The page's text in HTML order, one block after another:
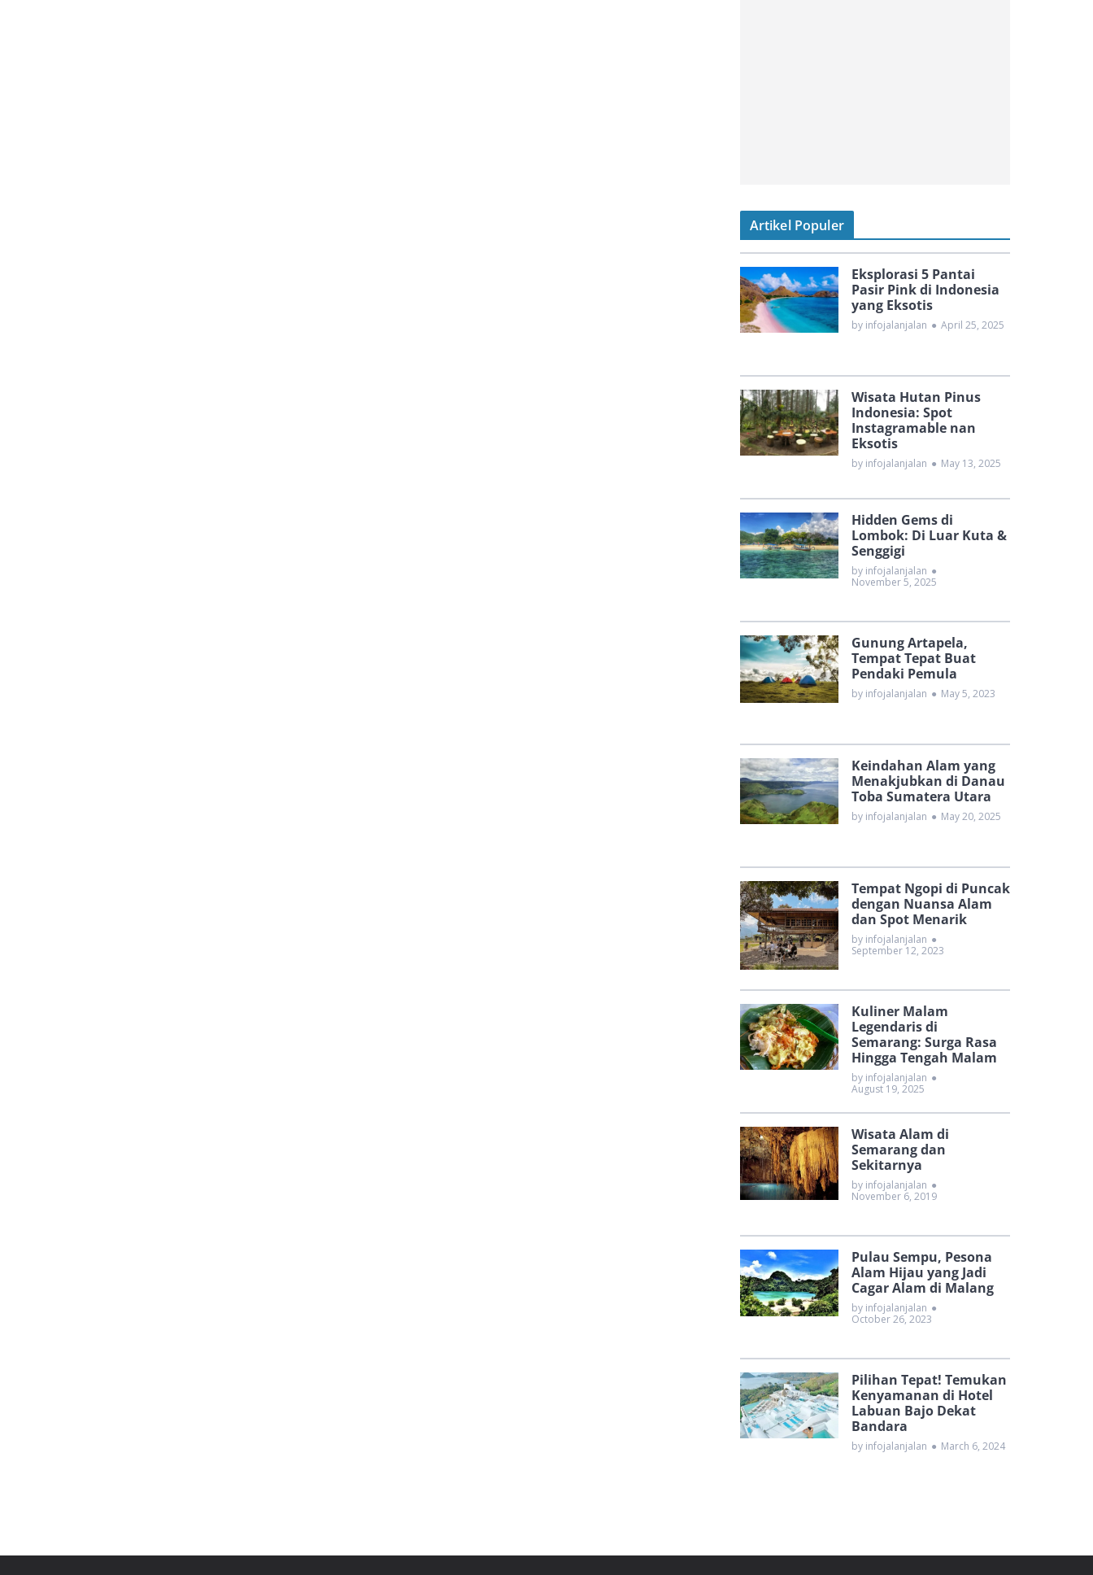
Artikel Populer
Eksplorasi 5 Pantai
Pasir Pink di Indonesia
yang Eksotis
by infojalanjalan ● April 25, 2025
Wisata Hutan Pinus
Indonesia: Spot
Instagramable nan
Eksotis
by infojalanjalan ● May 13, 2025
Hidden Gems di
Lombok: Di Luar Kuta &
Senggigi
by infojalanjalan ●
November 5, 2025
Gunung Artapela,
Tempat Tepat Buat
Pendaki Pemula
by infojalanjalan ● May 5, 2023
Keindahan Alam yang
Menakjubkan di Danau
Toba Sumatera Utara
by infojalanjalan ● May 20, 2025
Tempat Ngopi di Puncak
dengan Nuansa Alam
dan Spot Menarik
by infojalanjalan ●
September 12, 2023
Kuliner Malam
Legendaris di
Semarang: Surga Rasa
Hingga Tengah Malam
by infojalanjalan ●
August 19, 2025
Wisata Alam di
Semarang dan
Sekitarnya
by infojalanjalan ●
November 6, 2019
Pulau Sempu, Pesona
Alam Hijau yang Jadi
Cagar Alam di Malang
by infojalanjalan ●
October 26, 2023
Pilihan Tepat! Temukan
Kenyamanan di Hotel
Labuan Bajo Dekat
Bandara
by infojalanjalan ● March 6, 2024